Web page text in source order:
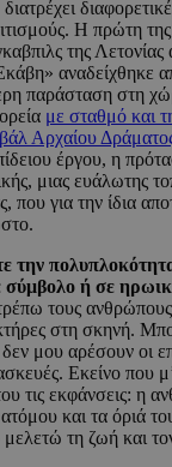
Η πρώτη
της Λετονίας
αναδείχθηκε
παράσταση στη
με σταθμό και
Αρχαίου
έργου, η
μιας ευάλωτης
που για την ίδια
την
σύμβολο ή σε
τους
στη σκηνή.
μου αρέσουν οι
Εκείνο που μ’
τις εκφάνσεις: η
και τα όριά
τη ζωή και